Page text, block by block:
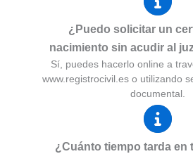
¿Puedo solicitar un
nacimiento sin acudir al
Sí, puedes hacerlo online a
www.registrocivil.es o utilizando
documental.
¿Cuánto tiempo tarda en